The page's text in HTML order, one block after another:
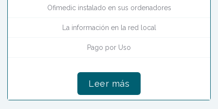
Ofimedic instalado en sus ordenadores
La información en la red local
Pago por Uso
Leer más